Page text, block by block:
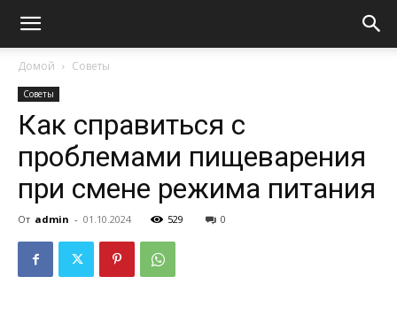
Домой Советы
Советы
Как справиться с
проблемами пищеварения
при смене режима питания
От admin - 01.10.2024 529 0